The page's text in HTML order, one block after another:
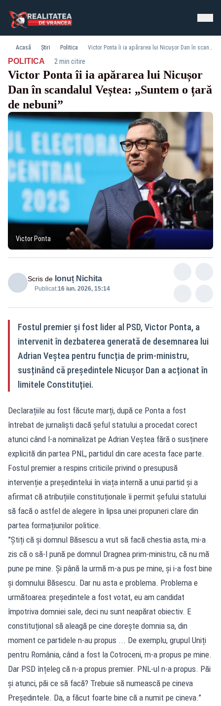
Acasă Știri Politica Victor Ponta îi ia apărarea lui Nicușor Dan în scandalul Veștea: „Suntem o țară de nebuni”
POLITICA· 2 min citire
Victor Ponta îi ia apărarea lui Nicușor
Dan în scandalul Veștea: „Suntem o țară
de nebuni”
Victor Ponta
Scris de Ionuț Nichita
Publicat:16 iun. 2026, 15:14
Fostul premier și fost lider al PSD, Victor Ponta, a
intervenit în dezbaterea generată de desemnarea lui
Adrian Veștea pentru funcția de prim-ministru,
susținând că președintele Nicușor Dan a acționat în
limitele Constituției.
Declarațiile au fost făcute marți, după ce Ponta a fost
întrebat de jurnaliști dacă șeful statului a procedat corect
atunci când l-a nominalizat pe Adrian Veștea fără o susținere
explicită din partea PNL, partidul din care acesta face parte.
Fostul premier a respins criticile privind o presupusă
intervenție a președintelui în viața internă a unui partid și a
afirmat că atribuțiile constituționale îi permit șefului statului
să facă o astfel de alegere în lipsa unei propuneri clare din
partea formațiunilor politice.
”Știți că și domnul Băsescu a vrut să facă chestia asta, mi-a
zis că o să-l pună pe domnul Dragnea prim-ministru, că nu mă
pune pe mine. Și până la urmă m-a pus pe mine, și i-a fost bine
și domnului Băsescu. Dar nu asta e problema. Problema e
următoarea: președintele a fost votat, eu am candidat
împotriva domniei sale, deci nu sunt neapărat obiectiv. E
constituțional să aleagă pe cine dorește domnia sa, din
moment ce partidele n-au propus ... De exemplu, grupul Uniți
pentru România, când a fost la Cotroceni, m-a propus pe mine.
Dar PSD înțeleg că n-a propus premier. PNL-ul n-a propus. Păi
și atunci, păi ce să facă? Trebuie să numească pe cineva
Președintele. Da, a făcut foarte bine că a numit pe cineva.”